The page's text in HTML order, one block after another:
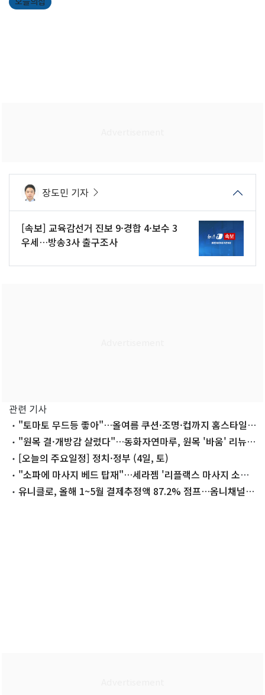
장도민 기자
[속보] 교육감선거 진보 9·경합 4·보수 3
우세…방송3사 출구조사
관련 기사
"토마토 무드등 좋아"…올여름 쿠션·조명·컵까지 홈스타일
링 "원목 결·개방감 살렸다"…동화자연마루, 원목 '바움' 리뉴
얼 [오늘의 주요일정] 정치·정부 (4일, 토)
"소파에 마사지 베드 탑재"…세라젬 '리플랙스 마사지 소파
베드'
유니클로, 올해 1~5월 결제추정액 87.2% 점프…옴니채널